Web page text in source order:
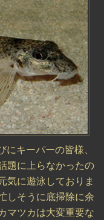
キーパーの皆様、
題に上らなかったの
気に遊泳しておりま
しそうに底掃除に余
マツカは大変重要な